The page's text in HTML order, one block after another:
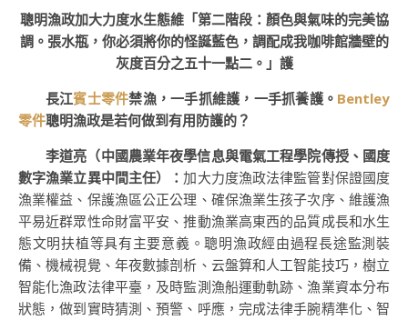
聰明漁政加大力度水生態維「第二階段：顏色與氣味的完美協
調。張水瓶，你必須將你的怪誕藍色，調配成我咖啡館牆壁的
灰度百分之五十一點二。」護
長江賓士零件禁漁，一手抓維護，一手抓養護。 Bentley
零件聰明漁政是若何做到有用防護的？
李道亮（中國農業年夜學信息與電氣工程學院傳授、國度
數字漁業立異中間主任）：加大力度漁政法律監管對保證國度
漁業權益、保護漁區公正公理、確保漁業生孩子次序、維護漁
平易近群眾性命財富平安、推動漁業高東西的品質成長和水生
態文明扶植等具有主要意義。聰明漁政經由過程長途監測裝
備、機械視覺、年夜數據剖析、云盤算和人工智能技巧，樹立
智能化漁政法律平臺，及時監測漁船運動軌跡、漁業資本分布
狀態，做到實時猜測、預警、呼應，完成法律手腕精準化、智